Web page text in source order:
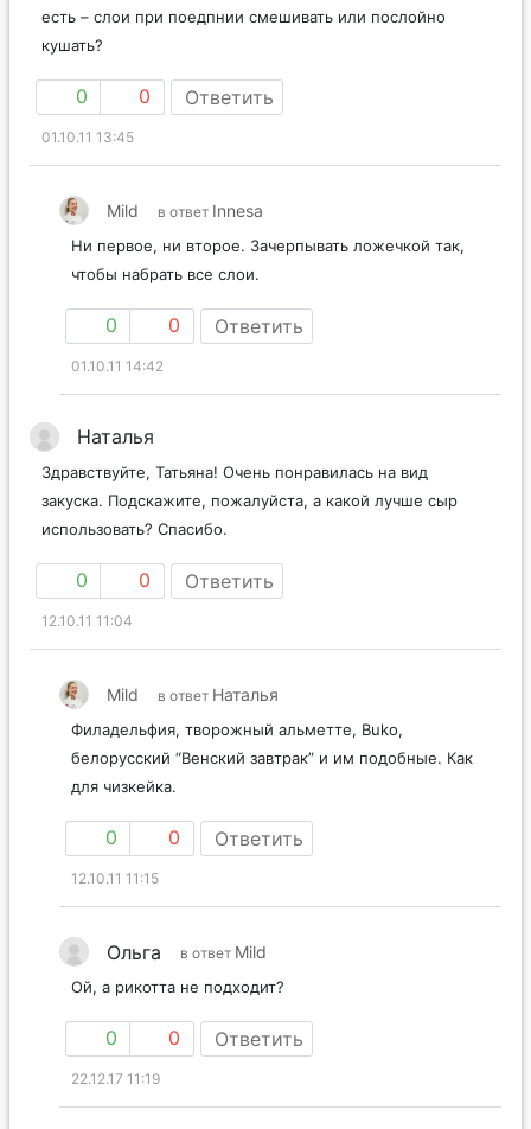
есть – слои при поедпнии смешивать или послойно
кушать?
0 0 Ответить
01.10.11 13:45
Mild в ответ Innesa
Ни первое, ни второе. Зачерпывать ложечкой так,
чтобы набрать все слои.
0 0 Ответить
01.10.11 14:42
Наталья
Здравствуйте, Татьяна! Очень понравилась на вид
закуска. Подскажите, пожалуйста, а какой лучше сыр
использовать? Спасибо.
0 0 Ответить
12.10.11 11:04
Mild в ответ Наталья
Филадельфия, творожный альметте, Buko,
белорусский “Венский завтрак” и им подобные. Как
для чизкейка.
0 0 Ответить
12.10.11 11:15
Ольга в ответ Mild
Ой, а рикотта не подходит?
0 0 Ответить
22.12.17 11:19